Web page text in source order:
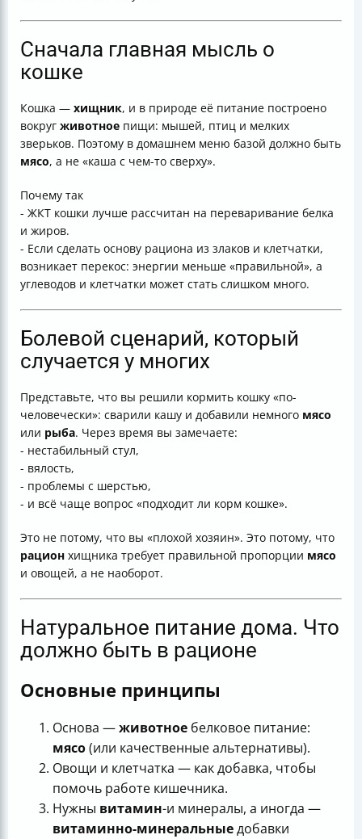
Пожилые кошки на натуралке
Готовые корма и их классы
Почему лечебные корма назначает ветеринар
Вода и миски. Частые мелочи, которые решают
здоровье
Хранение корма и безопасная кухня
Какой вариант лучше выбрать
Мини-схема выбора рациона дома
Итог
Сначала главная мысль о
кошке
Кошка — хищник, и в природе её питание построено
вокруг животное пищи: мышей, птиц и мелких
зверьков. Поэтому в домашнем меню базой должно быть
мясо, а не «каша с чем-то сверху».
Почему так
- ЖКТ кошки лучше рассчитан на переваривание белка
и жиров.
- Если сделать основу рациона из злаков и клетчатки,
возникает перекос: энергии меньше «правильной», а
углеводов и клетчатки может стать слишком много.
Болевой сценарий, который
случается у многих
Представьте, что вы решили кормить кошку «по-
человечески»: сварили кашу и добавили немного мясо
или рыба. Через время вы замечаете:
- нестабильный стул,
- вялость,
- проблемы с шерстью,
- и всё чаще вопрос «подходит ли корм кошке».
Это не потому, что вы «плохой хозяин». Это потому, что
рацион хищника требует правильной пропорции мясо
и овощей, а не наоборот.
Натуральное питание дома. Что
должно быть в рационе
Основные принципы
Основа —животное белковое питание:
мясо(или качественные альтернативы).
Овощи и клетчатка — как добавка, чтобы
помочь работе кишечника.
Нужны витамин-и минералы, а иногда —
витаминно-минеральныедобавки